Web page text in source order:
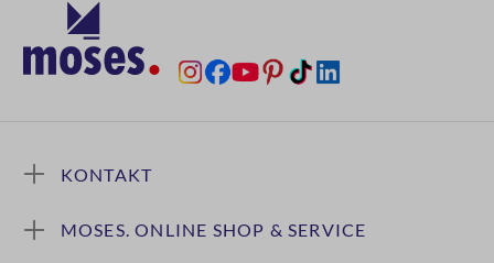
KONTAKT
MOSES. ONLINE SHOP & SERVICE